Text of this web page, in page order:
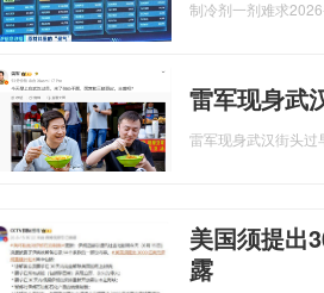
制冷剂一剂难求
雷军现身武
雷军现身武汉街头过
美国须提出
露